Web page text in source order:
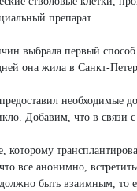
препарат.
выбрала первый
она жила в Санкт-
Добавим, что в связи
которому
все анонимно,
быть взаимным, то